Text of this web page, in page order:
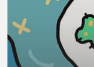
ข่าว
และ
กิจกรรม